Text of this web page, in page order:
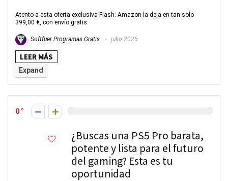
Atento a esta oferta exclusiva Flash: Amazon la deja en tan solo
399,00 €, con envío gratis.
Softfuer Programas Gratis julio 2025
LEER MÁS
Expand
0
¿Buscas una PS5 Pro barata,
potente y lista para el futuro
del gaming? Esta es tu
oportunidad